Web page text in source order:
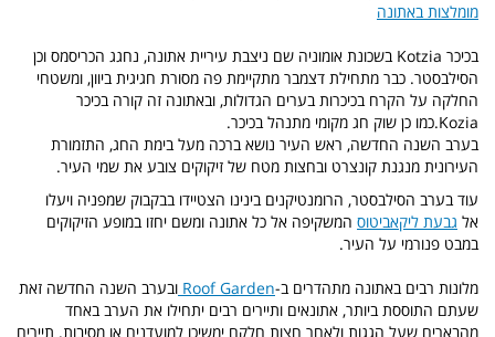
מומלצות באתונה
בכיכר Kotzia בשכונת אומוניה שם ניצבת עיריית אתונה, נחגג הכריסמס וכן
הסילבסטר. כבר מתחילת דצמבר מתקיימת פה מסורת חגיגית ביוון, ומשטחי
החלקה על הקרח בכיכרות בערים הגדולות, ובאתונה זה קורה בכיכר
Kozia.כמו כן שוק חג מקומי מתנהל בכיכר.
בערב השנה החדשה, ראש העיר נושא ברכה מעל בימת החג, התזמורת
העירונית מנגנת קונצרט ובחצות מטח של זיקוקים צובע את שמי העיר.
עוד בערב הסילבסטר, הרומנטיקנים בינינו הצטיידו בבקבוק שמפניה ויעלו
אל גבעת ליקאביטוס המשקיפה אל כל אתונה ומשם יחזו במופע הזיקוקים
במבט פנורמי על העיר.
מלונות רבים באתונה מתהדרים ב-Roof Garden ובערב השנה החדשה זאת
שעתם התוססת ביותר, אתונאים ותיירים רבים יתחילו את הערב באחד
מהבארים שעל הגגות ולאחר חצות חלקם ימשיכו למועדנים או מסיבות. תיירים